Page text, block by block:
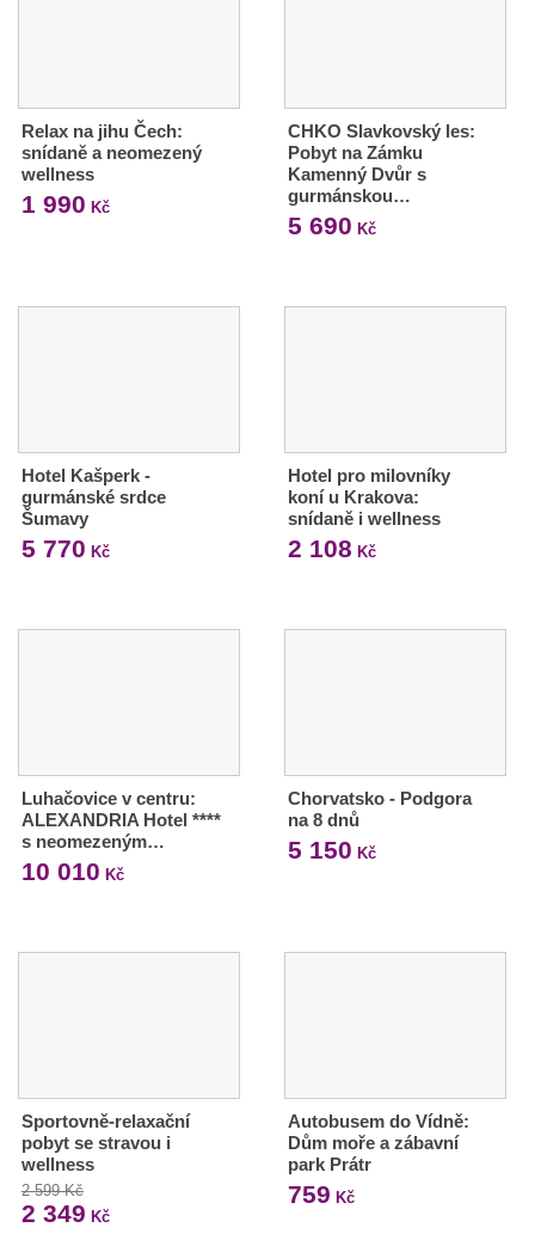
Relax na jihu Čech:
snídaně a neomezený
wellness
1 990 Kč
CHKO Slavkovský les:
Pobyt na Zámku
Kamenný Dvůr s
gurmánskou…
5 690 Kč
Hotel Kašperk -
gurmánské srdce
Šumavy
5 770 Kč
Hotel pro milovníky
koní u Krakova:
snídaně i wellness
2 108 Kč
Luhačovice v centru:
ALEXANDRIA Hotel ****
s neomezeným…
10 010 Kč
Chorvatsko - Podgora
na 8 dnů
5 150 Kč
Sportovně-relaxační
pobyt se stravou i
wellness
2 599 Kč
2 349 Kč
Autobusem do Vídně:
Dům moře a zábavní
park Prátr
759 Kč